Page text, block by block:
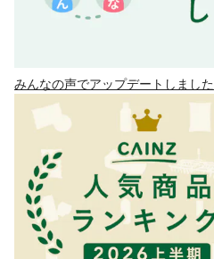
みんなの声でアップデートしました